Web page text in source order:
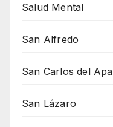
Salud Mental
San Alfredo
San Carlos del Apa
San Lázaro